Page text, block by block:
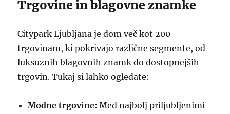
Trgovine in blagovne znamke
Citypark Ljubljana je dom več kot 200
trgovinam, ki pokrivajo različne segmente, od
luksuznih blagovnih znamk do dostopnejših
trgovin. Tukaj si lahko ogledate:
Modne trgovine: Med najbolj priljubljenimi